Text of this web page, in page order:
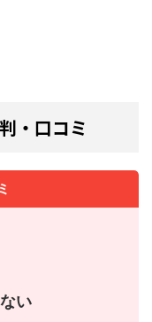
・口コミ
い